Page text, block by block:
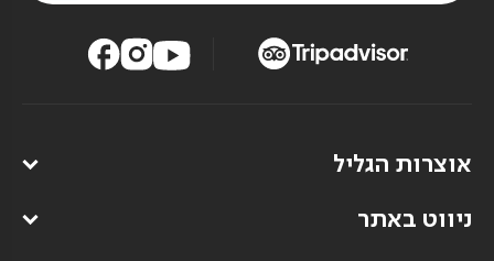
אוצרות הגליל
ניווט באתר